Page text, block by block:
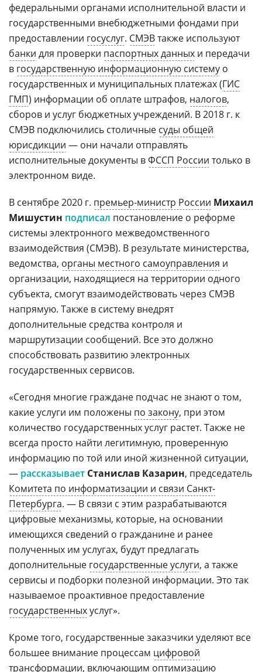
федеральными органами исполнительной власти и
государственными внебюджетными фондами при
предоставлении госуслуг. СМЭВтакже используют
банки для проверки паспортных данных и передачи
в государственную информационную систему о
государственных и муниципальных платежах (ГИС
ГМП) информации об оплате штрафов, налогов,
сборов и услуг бюджетных учреждений. В 2018 г. к
СМЭВ подключились столичные суды общей
юрисдикции — они начали отправлять
исполнительные документы вФССП России только в
электронном виде.
В сентябре 2020 г. премьер-министр России Михаил
Мишустин подписал постановление о реформе
системы электронного межведомственного
взаимодействия (СМЭВ). В результате министерства,
ведомства, органы местного самоуправления и
организации, находящиеся на территории одного
субъекта, смогут взаимодействовать через СМЭВ
напрямую. Также в систему внедрят
дополнительные средства контроля и
маршрутизации сообщений. Все это должно
способствовать развитию электронных
государственных сервисов.
«Сегодня многие граждане подчас не знают о том,
какие услуги им положены по закону, при этом
количество государственных услуг растет. Также не
всегда просто найти легитимную, проверенную
информацию по той или иной жизненной ситуации,
— рассказывает Станислав Казарин, председатель
Комитета по информатизации и связи Санкт-
Петербурга. — В связи с этим разрабатываются
цифровые механизмы, которые, на основании
имеющихся сведений о гражданине и ранее
полученных им услугах, будут предлагать
дополнительные государственные услуги, а также
сервисы и подборки полезной информации. Это так
называемое проактивное предоставление
государственныхуслуг».
Кроме того, государственные заказчики уделяют все
большее внимание процессам цифровой
трансформации, включающим оптимизацию